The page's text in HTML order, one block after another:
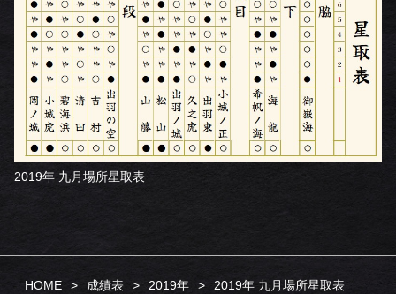
2019年 九月場所星取表
HOME 成績表 2019年 2019年 九月場所星取表